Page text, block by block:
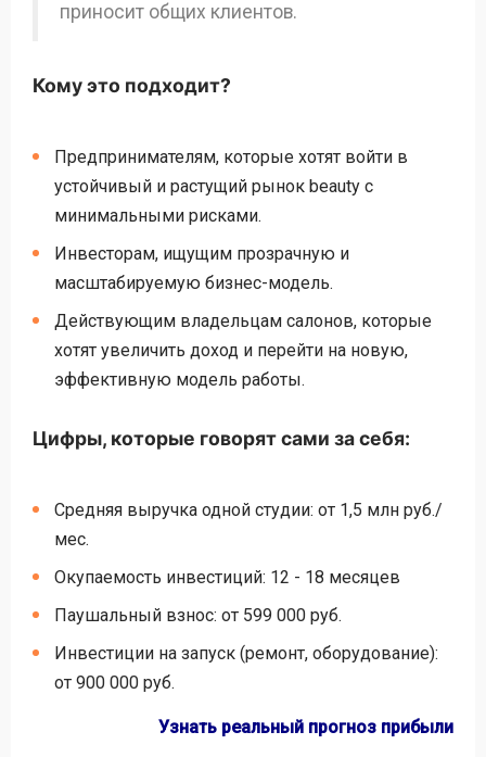
приносит общих клиентов.
Кому это подходит?
Предпринимателям, которые хотят войти в
устойчивый и растущий рынок beauty с
минимальными рисками.
Инвесторам, ищущим прозрачную и
масштабируемую бизнес-модель.
Действующим владельцам салонов, которые
хотят увеличить доход и перейти на новую,
эффективную модель работы.
Цифры, которые говорят сами за себя:
Средняя выручка одной студии: от 1,5 млн руб./
мес.
Окупаемость инвестиций: 12 - 18 месяцев
Паушальный взнос: от 599 000 руб.
Инвестиции на запуск (ремонт, оборудование):
от 900 000 руб.
Узнать реальный прогноз прибыли